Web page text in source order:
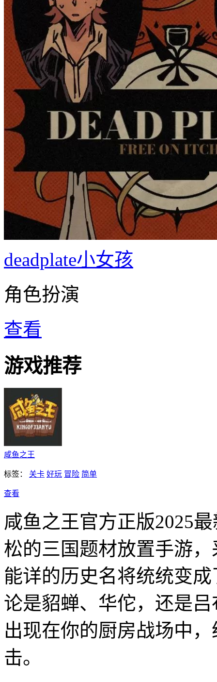
deadplate小女孩
角色扮演
查看
游戏推荐
咸鱼之王
标签： 关卡 好玩 冒险 简单
查看
咸鱼之王官方正版2025
松的三国题材放置手游
能详的历史名将统统变
论是貂蝉、华佗，还是
出现在你的厨房战场中
击。